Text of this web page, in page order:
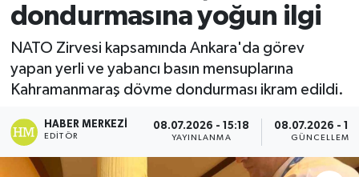
dondurmasına yoğun ilgi
NATO Zirvesi kapsamında Ankara'da görev
yapan yerli ve yabancı basın mensuplarına
Kahramanmaraş dövme dondurması ikram edildi.
HABER MERKEZI
EDITÖR
08.07.2026 - 15:18
YAYINLANMA
08.07.2026 -
GÜNCELLEME
Tüm Manşetler
Son Dakika Haberleri
Haber Arşivi